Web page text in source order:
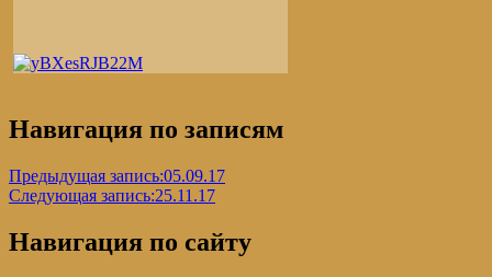
Навигация по записям
Предыдущая запись:05.09.17
Следующая запись:25.11.17
Навигация по сайту